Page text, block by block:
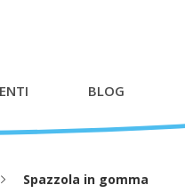
BLOG
Spazzola in gomma